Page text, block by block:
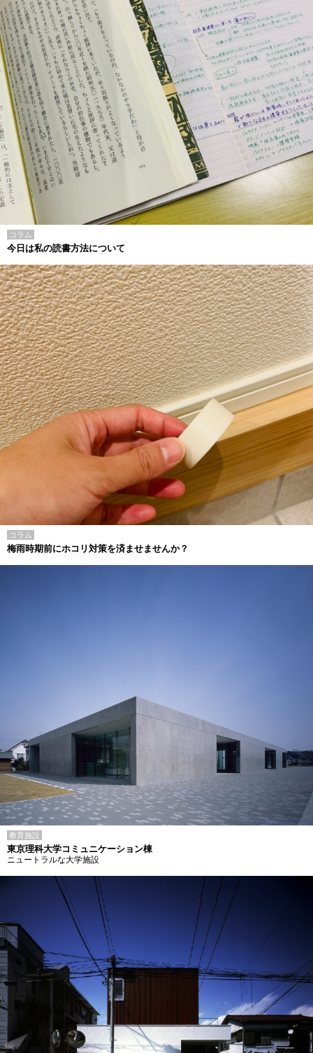
コラム
今日は私の読書方法について
コラム
梅雨時期前にホコリ対策を済ませませんか？
教育施設
東京理科大学コミュニケーション棟
ニュートラルな大学施設